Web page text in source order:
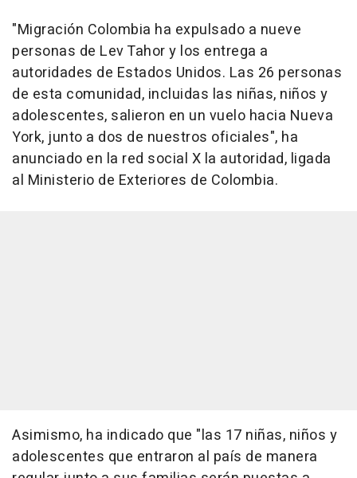
"Migración Colombia ha expulsado a nueve
personas de Lev Tahor y los entrega a
autoridades de Estados Unidos. Las 26 personas
de esta comunidad, incluidas las niñas, niños y
adolescentes, salieron en un vuelo hacia Nueva
York, junto a dos de nuestros oficiales", ha
anunciado en la red social X la autoridad, ligada
al Ministerio de Exteriores de Colombia.
Asimismo, ha indicado que "las 17 niñas, niños y
adolescentes que entraron al país de manera